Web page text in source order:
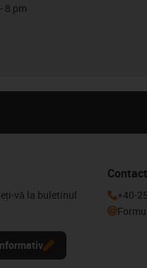
8 pm
vă la buletinul
Contact
+40-